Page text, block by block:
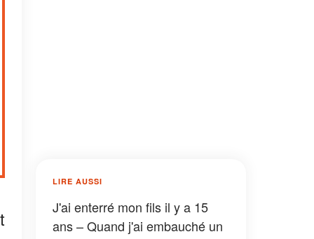
LIRE AUSSI
J'ai enterré mon fils il y a 15
ans – Quand j'ai embauché un